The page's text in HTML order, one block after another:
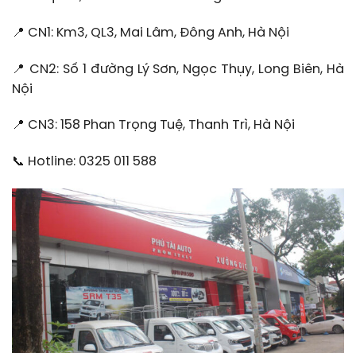
📍 CN1: Km3, QL3, Mai Lâm, Đông Anh, Hà Nội
📍 CN2: Số 1 đường Lý Sơn, Ngọc Thụy, Long Biên, Hà
Nội
📍 CN3: 158 Phan Trọng Tuệ, Thanh Trì, Hà Nội
📞 Hotline: 0325 011 588